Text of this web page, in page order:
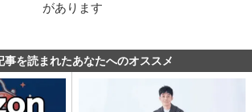
があります
事を読まれたあなたへのオススメ